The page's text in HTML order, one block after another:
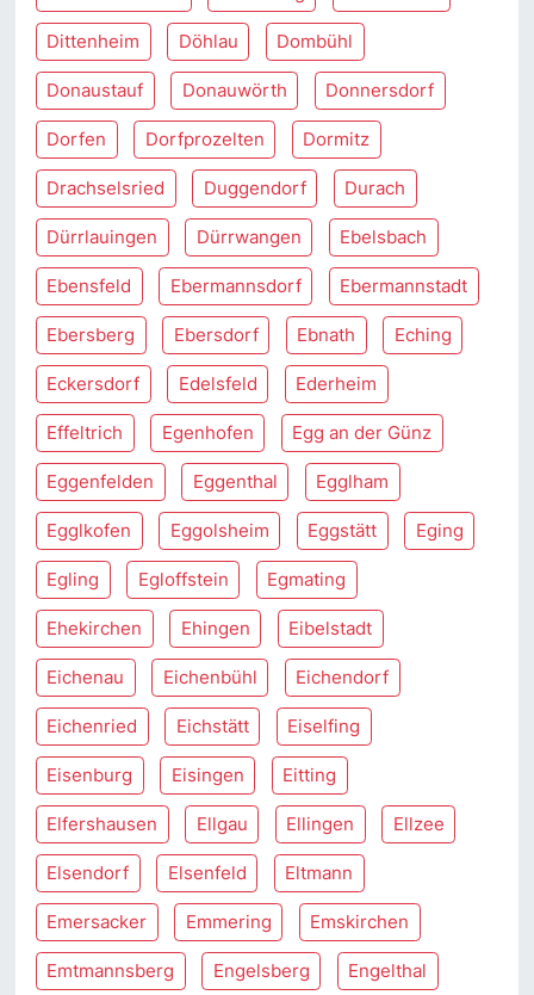
Dittenheim Döhlau Dombühl
Donaustauf Donauwörth Donnersdorf
Dorfen Dorfprozelten Dormitz
Drachselsried Duggendorf Durach
Dürrlauingen Dürrwangen Ebelsbach
Ebensfeld Ebermannsdorf Ebermannstadt
Ebersberg Ebersdorf Ebnath Eching
Eckersdorf Edelsfeld Ederheim
Effeltrich Egenhofen Egg an der Günz
Eggenfelden Eggenthal Egglham
Egglkofen Eggolsheim Eggstätt Eging
Egling Egloffstein Egmating
Ehekirchen Ehingen Eibelstadt
Eichenau Eichenbühl Eichendorf
Eichenried Eichstätt Eiselfing
Eisenburg Eisingen Eitting
Elfershausen Ellgau Ellingen Ellzee
Elsendorf Elsenfeld Eltmann
Emersacker Emmering Emskirchen
Emtmannsberg Engelsberg Engelthal